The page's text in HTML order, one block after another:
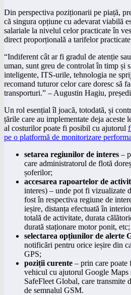
Din perspectiva poziționarii pe piață,
că singura opțiune cu adevarat viabilă
salariale la nivelul celor practicate în
direct proporțională a tarifelor
“Indiferent cât ar fi gradul de atenție
uman, sunt greu de controlat în timp și
inteligente, ITS-urile, tehnologia ne
recomand tuturor celor care doresc să
transporturi.” – Augustin Hagiu,
Un rol esențial îl joacă, totodată, și
țările care au implementate deja aceste
al costurilor poate fi posibil cu ajutorul
pe o platformă de monitorizare
setarea regiunilor de interes –
care administratorul de flotă
șoferilor;
accesarea rapoartelor de
interes) – unde pot fi vizualizate
fost în respectiva regiune de
ieșire, distanța efectuată în
totală de activitate, durata
durată staționare motor ponit, etc;
selectarea opțiunilor de alerte
notificări pentru orice ieșire din
GPS;
poziții curente – prin care
vehicul cu ajutorul Google Maps
SafeFleet Global, care transmite
de semnalul GSM.